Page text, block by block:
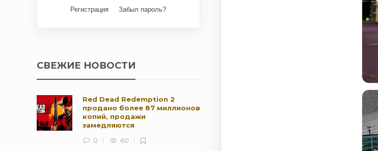
Регистрация Забыл пароль?
СВЕЖИЕ НОВОСТИ
Red Dead Redemption 2
продано более 87 миллионов
копий, продажи
замедляются
0
60